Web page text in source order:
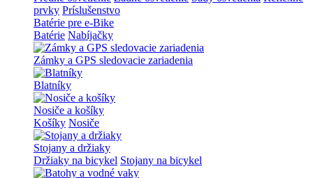
prvky Príslušenstvo
Batérie pre e-Bike
Batérie Nabíjačky
Zámky a GPS sledovacie zariadenia
Blatníky
Nosiče a košíky
Košíky Nosiče
Stojany a držiaky
Držiaky na bicykel Stojany na bicykel